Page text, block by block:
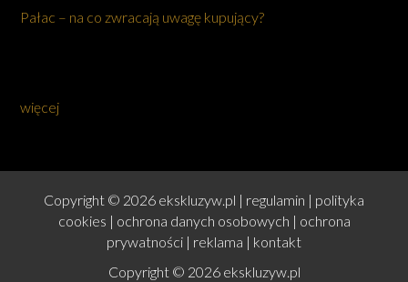
Pałac – na co zwracają uwagę kupujący?
więcej
Copyright © 2026 ekskluzyw.pl | regulamin | polityka
cookies | ochrona danych osobowych | ochrona
prywatności | reklama | kontakt
Copyright © 2026 ekskluzyw.pl